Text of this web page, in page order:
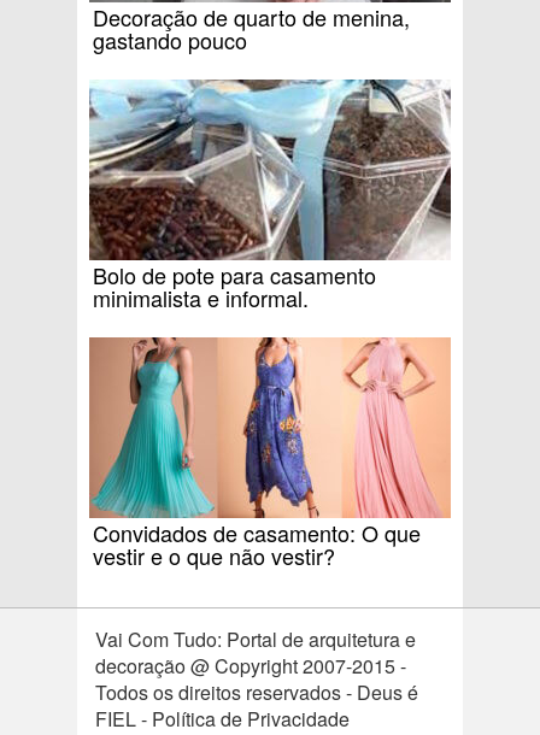
Decoração de quarto de menina,
gastando pouco
Bolo de pote para casamento
minimalista e informal.
Convidados de casamento: O que
vestir e o que não vestir?
Vai Com Tudo: Portal de arquitetura e
decoração @ Copyright 2007-2015 -
Todos os direitos reservados - Deus é
FIEL - Política de Privacidade